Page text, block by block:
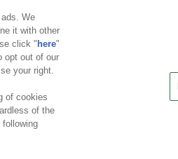
ント対応方針
We
it with other
click " here"
opt out of our
your right.
of cookies
of the